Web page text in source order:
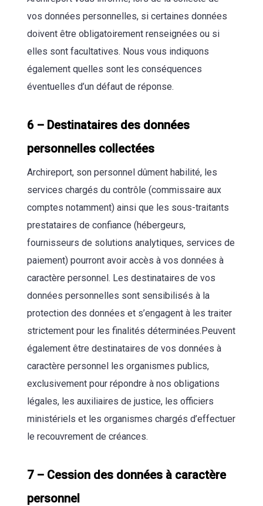
vos données personnelles, si certaines données
doivent être obligatoirement renseignées ou si
elles sont facultatives. Nous vous indiquons
également quelles sont les conséquences
éventuelles d’un défaut de réponse.
6 – Destinataires des données
personnelles collectées
Archireport, son personnel dûment habilité, les
services chargés du contrôle (commissaire aux
comptes notamment) ainsi que les sous-traitants
prestataires de confiance (hébergeurs,
fournisseurs de solutions analytiques, services de
paiement) pourront avoir accès à vos données à
caractère personnel. Les destinataires de vos
données personnelles sont sensibilisés à la
protection des données et s’engagent à les traiter
strictement pour les finalités déterminées.Peuvent
également être destinataires de vos données à
caractère personnel les organismes publics,
exclusivement pour répondre à nos obligations
légales, les auxiliaires de justice, les officiers
ministériels et les organismes chargés d’effectuer
le recouvrement de créances.
7 – Cession des données à caractère
personnel